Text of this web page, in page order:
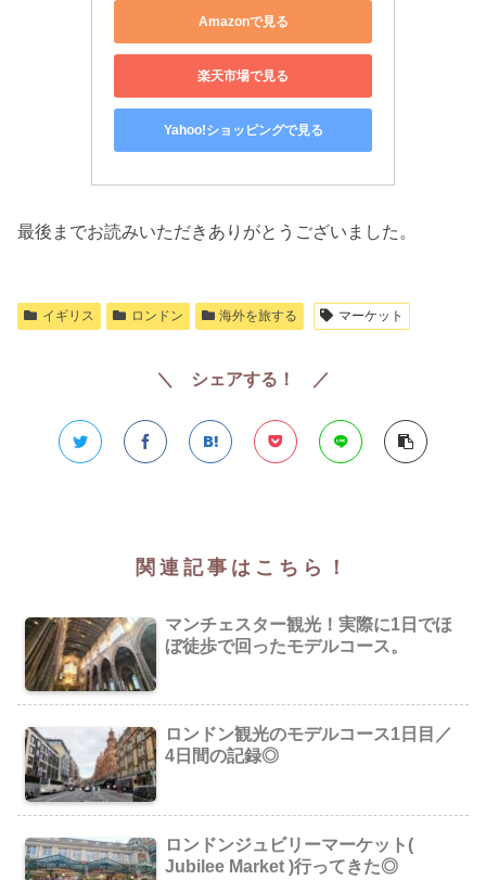
Amazonで見る
楽天市場で見る
Yahoo!ショッピングで見る
最後までお読みいただきありがとうございました。
イギリス ロンドン 海外を旅する マーケット
＼ シェアする！ ／
関連記事はこちら！
マンチェスター観光！実際に1日でほ
ぼ徒歩で回ったモデルコース。
ロンドン観光のモデルコース1日目／
4日間の記録◎
ロンドンジュビリーマーケット(
Jubilee Market )行ってきた◎